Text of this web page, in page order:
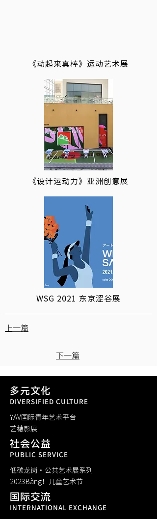
《动起来真棒》运动艺术展
《设计运动力》亚洲创意展
WSG 2021 东京涩谷展
上一篇
下一篇
多元文化
DIVERSIFIED CULTURE
YAV国际青年艺术平台
​艺穗影展
社会公益
PUBLIC SERVICE
低碳龙岗·公共艺术展系列
​2023Bàng！儿童艺术节
国际交流
INTERNATIONAL EXCHANGE